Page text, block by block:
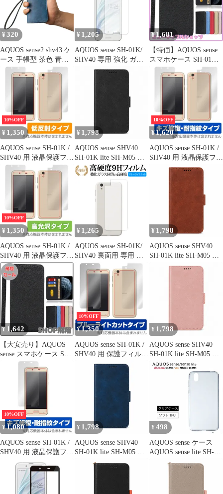
¥ 320
AQUOS sense2 shv43 ケ
ース 手帳型 茶色 青色
ボタン 磁石なし SH01L
SHM08 sense カバー ス
マホケース SH01K
SHV40 SHM05 スマホ
カバー ミラー ストラッ
プ 緑 スマホケース 送
料無料
¥ 1,205
AQUOS sense SH-01K/
SHV40 専用 強化 ガラ
スフィルム と 同等の
版 液晶保護フィルム
¥1,681
【特価】AQUOS sense
スマホケース SH-01K
手帳型 SHV40 ケース
sense lite SH-M05 702SH
アクオス センス アンド
ロイド ワン s3 カバー
Jaorty 内蔵マグネット
カードポケット スタン
ド機能 蚕糸 PUレザ
10%OFF
¥ 1,350
AQUOS sense SH-01K /
SHV40 用 液晶保護フィ
ルム OverLay Plus for
AQUOS sense SH-01K /
SHV40 『表面・背面セ
ット』 低反射
¥ 1,798
AQUOS sense SHV40
SH-01K lite SH-M05 ケ
ース カバー 手帳型 レ
ザー調 SH-01Kケース
SH-01Kカバー SHV40
ケース SHV40カバー
10%OFF
¥1,620
AQUOS sense SH-01K /
SHV40 用 液晶保護フィ
ルム OverLay Magic for
AQUOS sense SH-01K /
ット』 キズ修復
10%OFF
¥ 1,350
AQUOS sense SH-01K /
SHV40 用 液晶保護フィ
ルム OverLay Brilliant
for AQUOS sense SH-
01K / SHV40 『表面・
背面セット』 高光沢
¥ 1,265
AQUOS sense SH-01K/
SHV40 裏面用 専用 強
化 ガラスフィルム と
同等の 高硬度9H ブル
ーライトカット 光沢タ
イプ 改訂版 液晶保護フ
ィルム
¥ 1,798
AQUOS sense SHV40
SH-01K lite SH-M05 ケ
ース カバー 手帳型 レ
SH-01Kカバー SHV40
ケース SHV40カバー
¥ 1,642
【大安売り】AQUOS
sense スマホケース SH-
01K 手帳型 SHV40 ケー
ス sense lite SH-M05
702SH アクオス センス
アンドロイド ワン s3
カバーJaorty 内蔵マグ
ネット カードポケット
スタンド機能 蚕糸 PU
10%OFF
¥1,350
AQUOS sense SH-01K /
SHV40 用 保護フィルム
OverLay Eye Protector
面(Brilliant) ブルーライ
¥ 1,798
AQUOS sense SHV40
SH-01K lite SH-M05 ケ
ース カバー 手帳型 レ
ザー調 SH-01Kケース
SH-01Kカバー SHV40
ケース SHV40カバー
10%OFF
¥1,080
AQUOS sense SH-01K /
SHV40 用 液晶保護フィ
ルム OverLay Magic for
AQUOS sense SH-01K /
SHV40 表面用保護シー
ト キズ修復
¥ 1,798
AQUOS sense SHV40
SH-01K lite SH-M05 ケ
ース カバー 手帳型 レ
ザー調 SH-01Kケース
ケース SHV40カバー
¥ 498
AQUOS sense ケース
AQUOS sense lite SH-
M05 SH-01K SHV40
basic ソフト カバー
TPU 透明 ベーシック
アクオスセンス ソフト